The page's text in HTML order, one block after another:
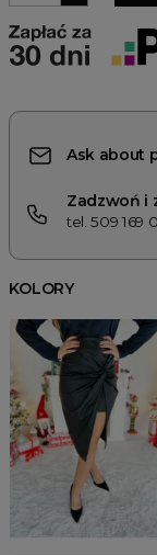
Ask about
Zadzwoń i
tel. 509 169
KOLORY